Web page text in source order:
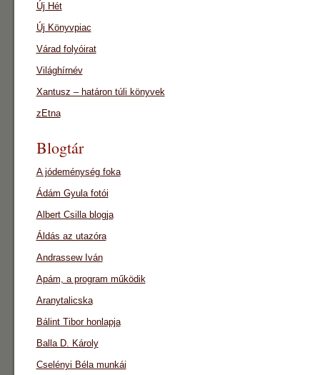
Új Hét
Új Könyvpiac
Várad folyóirat
Világhírnév
Xantusz – határon túli könyvek
zEtna
Blogtár
A jódeménység foka
Ádám Gyula fotói
Albert Csilla blogja
Áldás az utazóra
Andrassew Iván
Apám, a program működik
Aranytalicska
Bálint Tibor honlapja
Balla D. Károly
Cselényi Béla munkái